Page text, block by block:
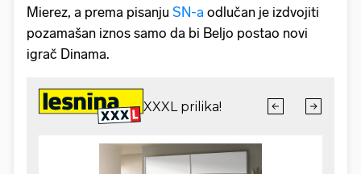
Mierez, a prema pisanju SN-a odlučan je izdvojiti
pozamašan iznos samo da bi Beljo postao novi
igrač Dinama.